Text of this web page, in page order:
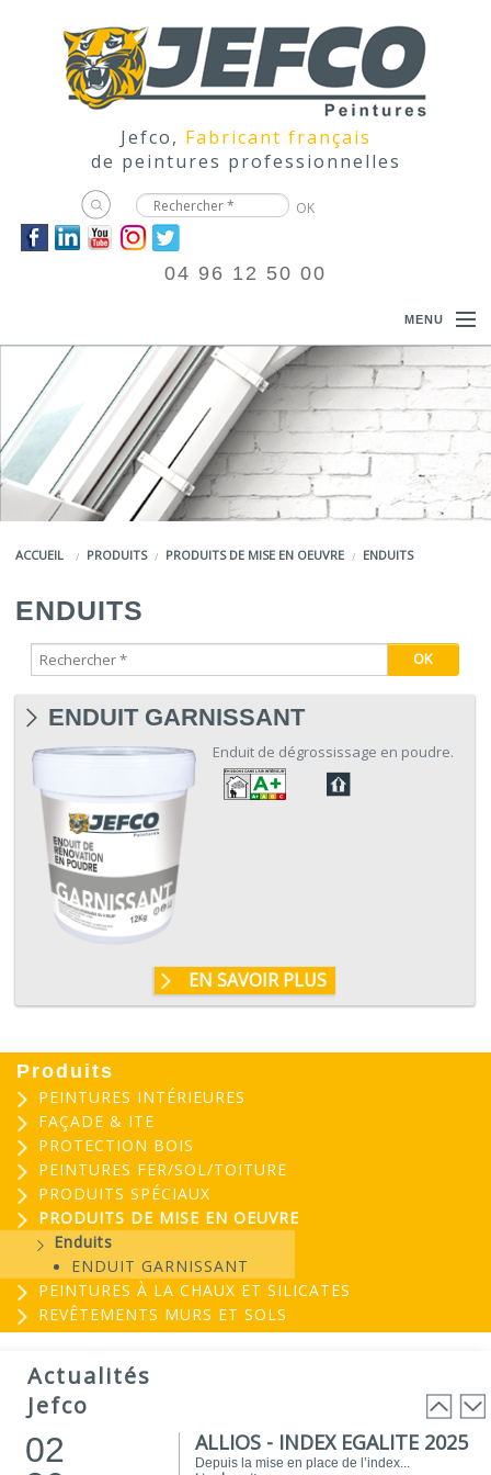
Jefco, Fabricant français
de peintures professionnelles
04 96 12 50 00
MENU
ACCUEIL
PRODUITS
DOCUMENTATIONS
COULEURS
LA MARQUE JEFCO®
ACCUEIL PRODUITS PRODUITS DE MISE EN OEUVRE ENDUITS
ENDUITS
ENDUIT GARNISSANT
Enduit de dégrossissage en poudre.
EN SAVOIR PLUS
Produits
PEINTURES INTÉRIEURES
FAÇADE & ITE
PROTECTION BOIS
PEINTURES FER/SOL/TOITURE
PRODUITS SPÉCIAUX
PRODUITS DE MISE EN OEUVRE
Enduits
ENDUIT GARNISSANT
PEINTURES À LA CHAUX ET SILICATES
REVÊTEMENTS MURS ET SOLS
Actualités
Jefco
25
02
ALLIOS - INDEX EGALITE 2025
Depuis la mise en place de l’index...